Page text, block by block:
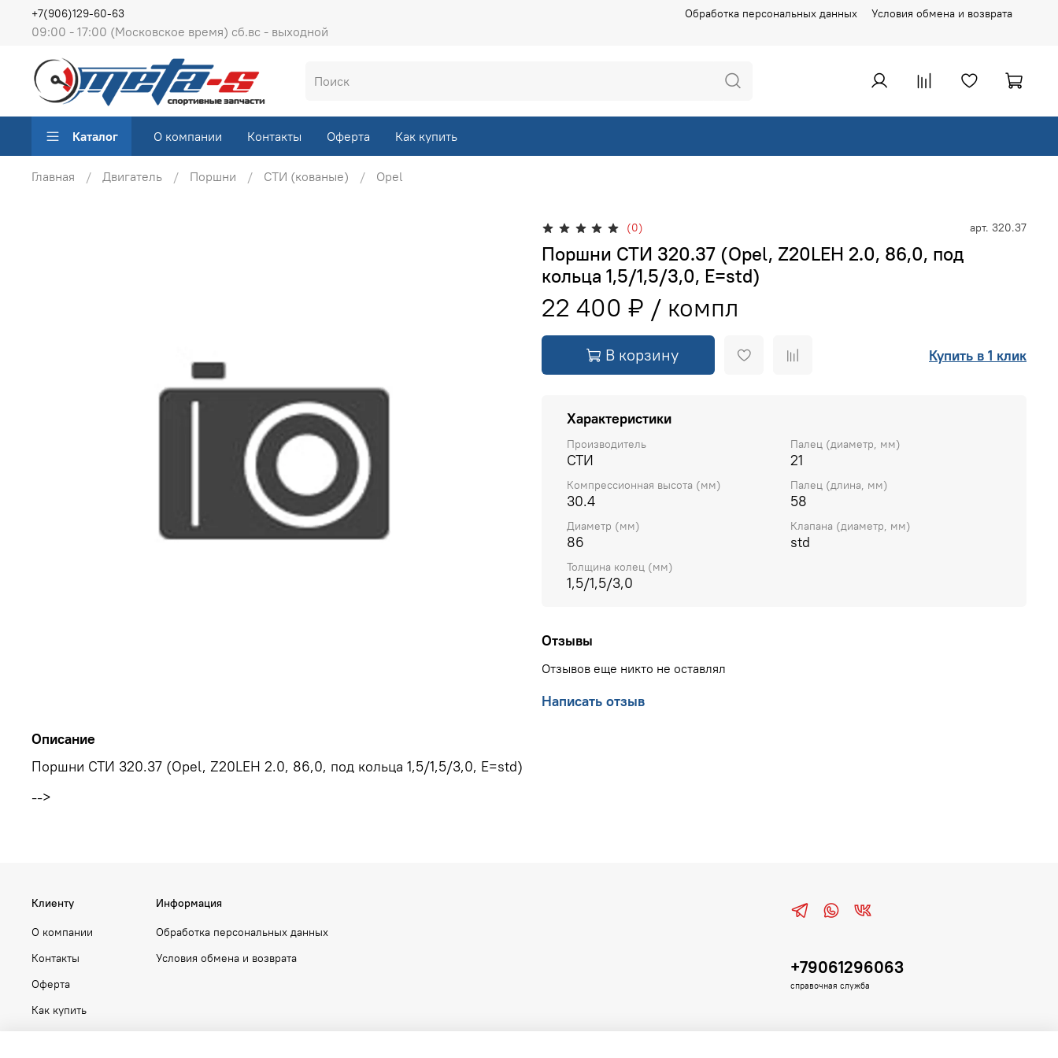
Обработка персональных данных Условия обмена и возврата
09:00 - 17:00 (Московское время) сб.вс - выходной
+7(906)129-60-63
Каталог О компании Контакты Оферта Как купить
Главная Двигатель Поршни СТИ (кованые) Opel
(0) арт. 320.37
Поршни СТИ 320.37 (Opel, Z20LEH 2.0, 86,0, под
кольца 1,5/1,5/3,0, E=std)
22 400 ₽
В корзину Купить в 1 клик
Характеристики
Производитель
СТИ
Палец (диаметр, мм)
21
Компрессионная высота (мм)
30.4
Палец (длина, мм)
58
Диаметр (мм)
86
Клапана (диаметр, мм)
std
Толщина колец (мм)
1,5/1,5/3,0
Отзывы
Отзывов еще никто не оставлял
Написать отзыв
Описание
Поршни СТИ 320.37 (Opel, Z20LEH 2.0, 86,0, под кольца 1,5/1,5/3,0, E=std)
-->
Клиенту
О компании
Контакты
Оферта
Как купить
Информация
Обработка персональных данных
Условия обмена и возврата
+79061296063
справочная служба